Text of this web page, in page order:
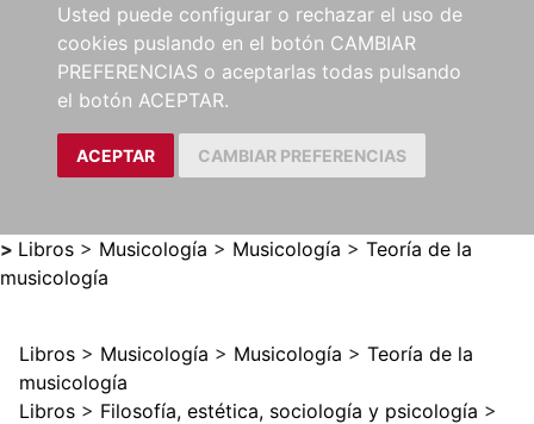
Usted puede configurar o rechazar el uso de
cookies puslando en el botón CAMBIAR
PREFERENCIAS o aceptarlas todas pulsando
el botón ACEPTAR.
ACEPTAR CAMBIAR PREFERENCIAS
> Libros > Musicología > Musicología > Teoría de la
musicología
Libros > Musicología > Musicología > Teoría de la
musicología
Libros > Filosofía, estética, sociología y psicología >